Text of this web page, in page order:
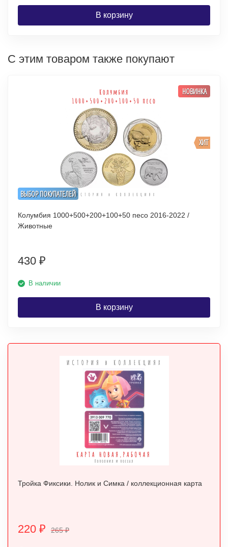
В корзину
С этим товаром также покупают
ВЫБОР ПОКУПАТЕЛЕЙ
ХИТ
НОВИНКА
Колумбия 1000+500+200+100+50 песо 2016-2022 /
Животные
430 ₽
В наличии
В корзину
Тройка Фиксики. Нолик и Симка / коллекционная карта
220 ₽ 265₽